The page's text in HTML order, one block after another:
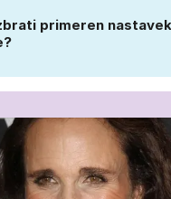
primeren